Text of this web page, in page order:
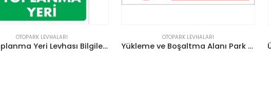
OTOPARK LEVHALARI
Yükleme ve Boşaltma Alanı Park Etmek Yasaktır Levhası
OTOPARK LEVHALARI
Ücretli Otopark Levhası Park Yeri Tabelası Park Alanı (Sağ)